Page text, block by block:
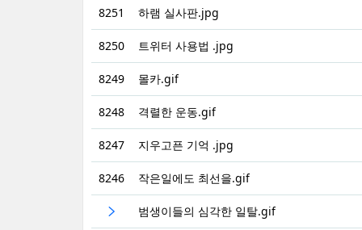
8251 하램 실사판.jpg
8250 트위터 사용법 .jpg
8249 몰카.gif
8248 격렬한 운동.gif
8247 지우고픈 기억 .jpg
8246 작은일에도 최선을.gif
범생이들의 심각한 일탈.gif